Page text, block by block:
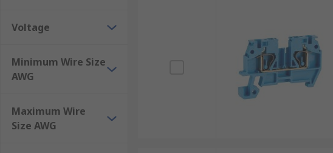
Voltage
Minimum Wire Size
AWG
Maximum Wire
Size AWG